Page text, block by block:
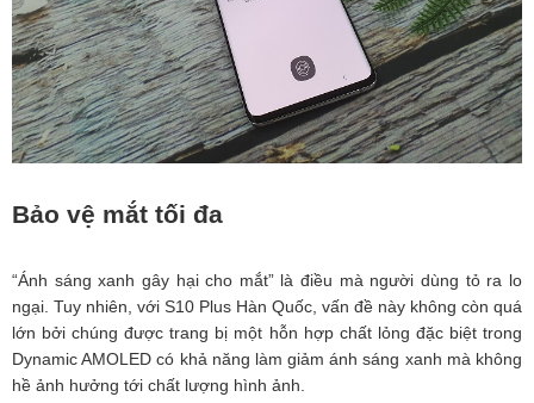
Bảo vệ mắt tối đa
“Ánh sáng xanh gây hại cho mắt” là điều mà người dùng tỏ ra lo
ngại. Tuy nhiên, với S10 Plus Hàn Quốc, vấn đề này không còn quá
lớn bởi chúng được trang bị một hỗn hợp chất lỏng đặc biệt trong
Dynamic AMOLED có khả năng làm giảm ánh sáng xanh mà không
hề ảnh hưởng tới chất lượng hình ảnh.